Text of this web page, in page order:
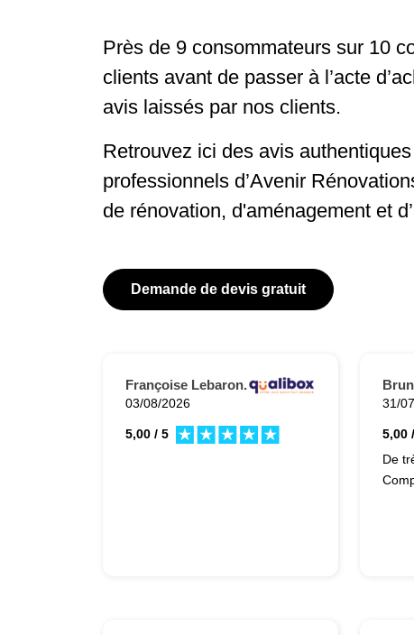
Près de 9 consommateurs sur 10
clients avant de passer à l’acte
avis laissés par nos clients.
Retrouvez ici des avis
professionnels d’Avenir
de rénovation, d'aménagement et
Demande de devis gratuit
Françoise Lebaron.
03/08/2026
5,00 / 5
31/
5,00
De